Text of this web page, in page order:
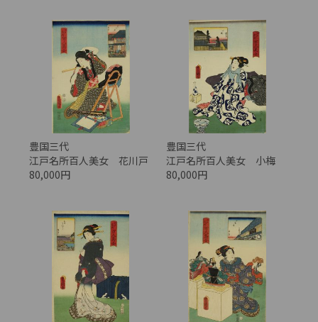
豊国三代
江戸名所百人美女 花川戸
80,000円
豊国三代
江戸名所百人美女 小梅
80,000円